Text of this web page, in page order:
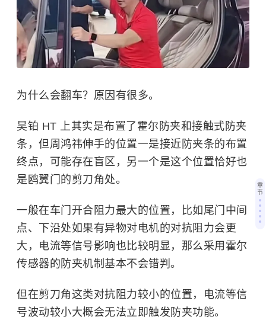
为什么会翻车？原因有很多。
昊铂 HT 上其实是布置了霍尔防夹和接触式防夹
条，但周鸿祎伸手的位置一是接近防夹条的布置
终点，可能存在盲区，另一个是这个位置恰好也
是鸥翼门的剪刀角处。
一般在车门开合阻力最大的位置，比如尾门中间
点、下沿处如果有异物对电机的对抗阻力会更
大，电流等信号影响也比较明显，那么采用霍尔
传感器的防夹机制基本不会错判。
但在剪刀角这类对抗阻力较小的位置，电流等信
号波动较小大概会无法立即触发防夹功能。
章
节